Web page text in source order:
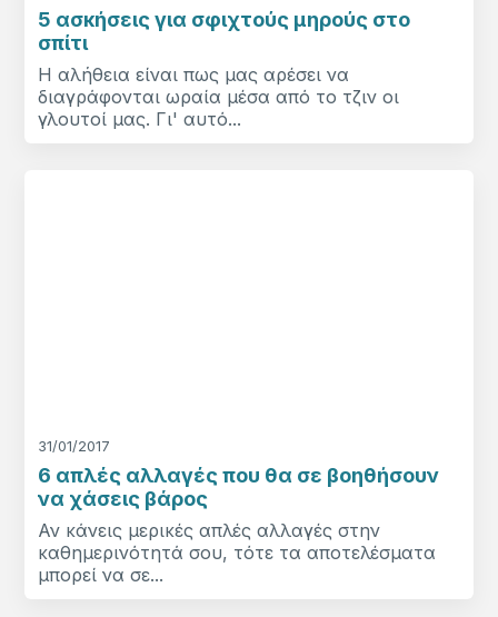
5 ασκήσεις για σφιχτούς μηρούς στο
σπίτι
Η αλήθεια είναι πως μας αρέσει να
διαγράφονται ωραία μέσα από το τζιν οι
γλουτοί μας. Γι' αυτό...
31/01/2017
6 απλές αλλαγές που θα σε βοηθήσουν
να χάσεις βάρος
Αν κάνεις μερικές απλές αλλαγές στην
καθημερινότητά σου, τότε τα αποτελέσματα
μπορεί να σε...